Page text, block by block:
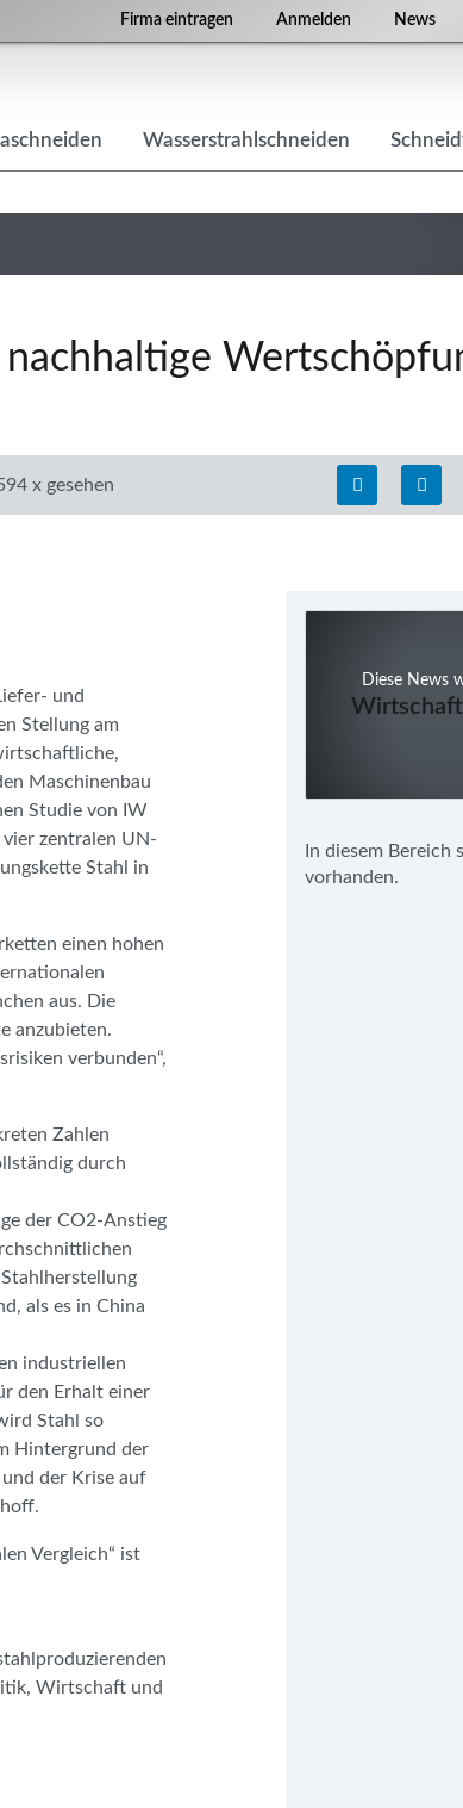
Firma eintragen Anmelden News
Wasserstrahlschneiden
x gesehen
und
Stellung am
Maschinenbau
Studie von IW
zentralen UN-
Stahl in
einen hohen
aus. Die
anzubieten.
verbunden“,
Zahlen
durch
der CO2-Anstieg
als es in China
industriellen
den Erhalt einer
Stahl so
Hintergrund der
der Krise auf
Vergleich“ ist
Wirtschaft und
Diese News
In diesem Bereich
vorhanden.